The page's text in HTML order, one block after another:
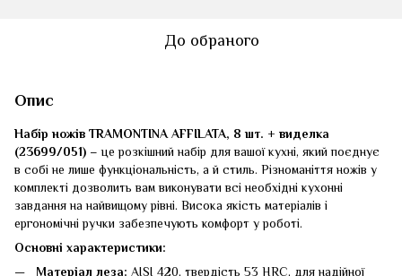
До обраного
Опис
Набір ножів TRAMONTINA AFFILATA, 8 шт. + виделка
(23699/051) – це розкішний набір для вашої кухні, який поєднує
в собі не лише функціональність, а й стиль. Різноманіття ножів у
комплекті дозволить вам виконувати всі необхідні кухонні
завдання на найвищому рівні. Висока якість матеріалів і
ергономічні ручки забезпечують комфорт у роботі.
Основні характеристики:
Матеріал леза: AISI 420, твердість 53 HRC, для надійної